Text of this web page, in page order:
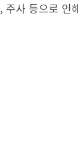
사 등으로 인